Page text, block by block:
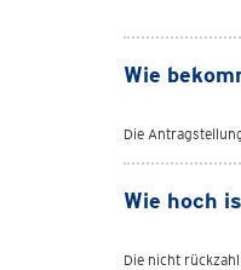
Wie
Die
Wie hoch
Die nicht